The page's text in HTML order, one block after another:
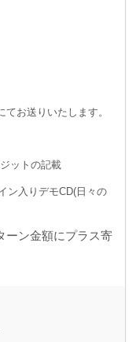
お送りいたします。
ットの記載
ン入りデモCD(日々の
ーン金額にプラス寄